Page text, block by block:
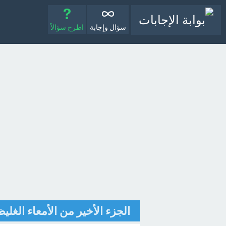
سؤال وإجابة اطرح سؤالاً
الجزء الأخير من الأمعاء